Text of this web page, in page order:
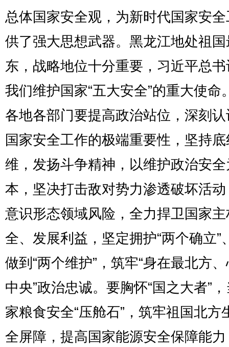
总体国家安全观，为新时代国家安
供了强大思想武器。黑龙江地处祖
东，战略地位十分重要，习近平总
我们维护国家“五大安全”的重大使命
各地各部门要提高政治站位，深刻
国家安全工作的极端重要性，坚持
维，发扬斗争精神，以维护政治安
本，坚决打击敌对势力渗透破坏活
意识形态领域风险，全力捍卫国家
全、发展利益，坚定拥护“两个确立”
做到“两个维护”，筑牢“身在最北方
中央”政治忠诚。要胸怀“国之大者”
家粮食安全“压舱石”，筑牢祖国北方
全屏障，提高国家能源安全保障能